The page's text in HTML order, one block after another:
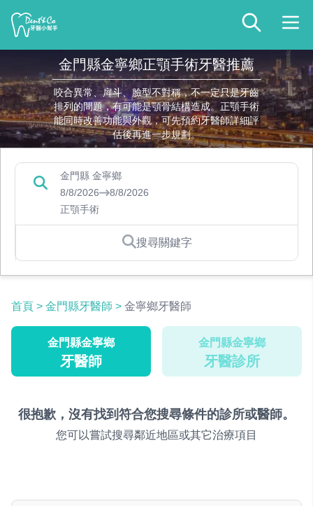
金門縣金寧鄉正顎手術牙醫推薦
咬合異常、戽斗、臉型不對稱，不一定只是牙齒
排列的問題，有可能是顎骨結構造成。正顎手術
能同時改善功能與外觀，可先預約牙醫師詳細評
估後再進一步規劃。
金門縣 金寧鄉
8/8/2026
8/8/2026
正顎手術
搜尋關鍵字
首頁 > 金門縣牙醫師 > 金寧鄉牙醫師
金門縣金寧鄉
牙醫師
金門縣金寧鄉
牙醫診所
很抱歉，沒有找到符合您搜尋條件的診所或醫師。
您可以嘗試搜尋鄰近地區或其它治療項目